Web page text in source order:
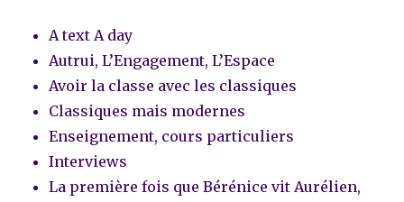
A text A day
Autrui, L’Engagement, L’Espace
Avoir la classe avec les classiques
Classiques mais modernes
Enseignement, cours particuliers
Interviews
La première fois que Bérénice vit Aurélien,